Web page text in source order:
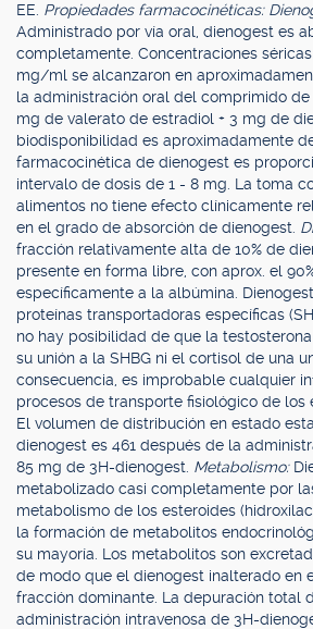
EE. Propiedades farmacocinéticas:
Administrado por vía oral, dienogest es
completamente. Concentraciones
mg/ml se alcanzaron en
la administración oral del comprimido
mg de valerato de estradiol + 3 mg de
biodisponibilidad es aproximadamente
farmacocinética de dienogest es
intervalo de dosis de 1 - 8 mg. La toma
alimentos no tiene efecto clínicamente
en el grado de absorción de dienogest.
fracción relativamente alta de 10% de
presente en forma libre, con aprox. el
específicamente a la albúmina.
proteínas transportadoras específicas
no hay posibilidad de que la
su unión a la SHBG ni el cortisol de una
consecuencia, es improbable cualquier
procesos de transporte fisiológico de los
El volumen de distribución en estado
dienogest es 461 después de la
85 mg de 3H-dienogest. Metabolismo:
metabolizado casi completamente por
metabolismo de los esteroides
la formación de metabolitos
su mayoría. Los metabolitos son
de modo que el dienogest inalterado en
fracción dominante. La depuración total
administración intravenosa de 3H-